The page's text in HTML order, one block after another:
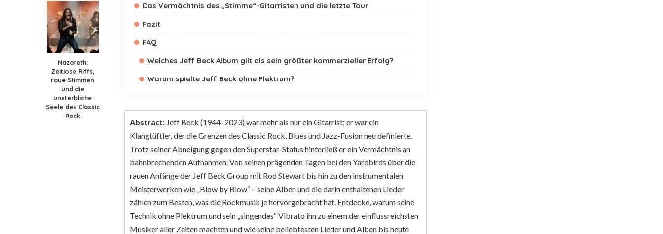
Nazareth:
Zeitlose Riffs,
raue Stimmen
und die
unsterbliche
Seele des Classic
Rock
Das Vermächtnis des „Stimme“-Gitarristen und die letzte Tour
Fazit
FAQ
Welches Jeff Beck Album gilt als sein größter kommerzieller Erfolg?
Warum spielte Jeff Beck ohne Plektrum?
Abstract: Jeff Beck (1944–2023) war mehr als nur ein Gitarrist; er war ein
Klangtüftler, der die Grenzen des Classic Rock, Blues und Jazz-Fusion neu definierte.
Trotz seiner Abneigung gegen den Superstar-Status hinterließ er ein Vermächtnis an
bahnbrechenden Aufnahmen. Von seinen prägenden Tagen bei den Yardbirds über die
rauen Anfänge der Jeff Beck Group mit Rod Stewart bis hin zu den instrumentalen
Meisterwerken wie „Blow by Blow“ – seine Alben und die darin enthaltenen Lieder
zählen zum Besten, was die Rockmusik je hervorgebracht hat. Entdecke, warum seine
Technik ohne Plektrum und sein „singendes“ Vibrato ihn zu einem der einflussreichsten
Musiker aller Zeiten machten und wie seine beliebtesten Lieder und Alben bis heute